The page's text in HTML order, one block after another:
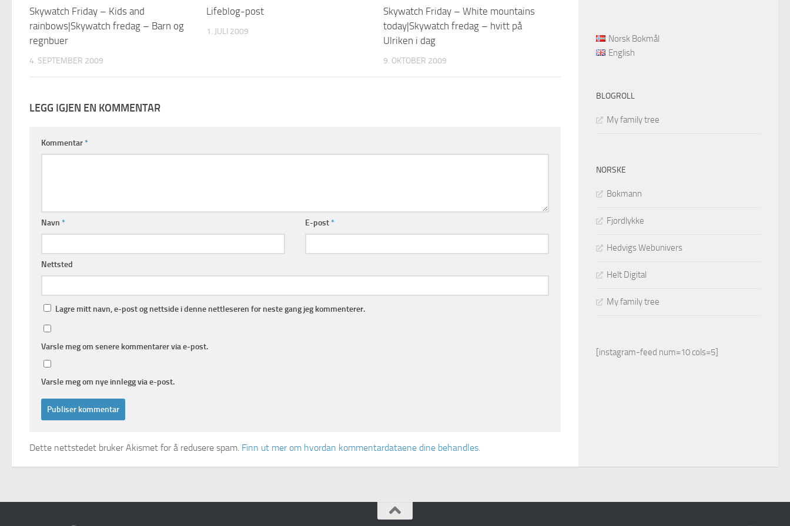
Skywatch Friday – Kids and
rainbows|Skywatch fredag – Barn og
regnbuer
4. SEPTEMBER 2009
Lifeblog-post
1. JULI 2009
Skywatch Friday – White mountains
today|Skywatch fredag – hvitt på
Ulriken i dag
9. OKTOBER 2009
LEGG IGJEN EN KOMMENTAR
Kommentar*
Navn * E-post*
Nettsted
Lagre mitt navn, e-post og nettside i denne nettleseren for neste gang jeg kommenterer.
Varsle meg om senere kommentarer via e-post.
Varsle meg om nye innlegg via e-post.
Dette nettstedet bruker Akismet for å redusere spam. Finn ut mer om hvordan kommentardataene dine behandles.
Norsk Bokmål
English
BLOGROLL
My family tree
NORSKE
Bokmann
Fjordlykke
Hedvigs Webunivers
Helt Digital
My family tree
[instagram-feed num=10 cols=5]